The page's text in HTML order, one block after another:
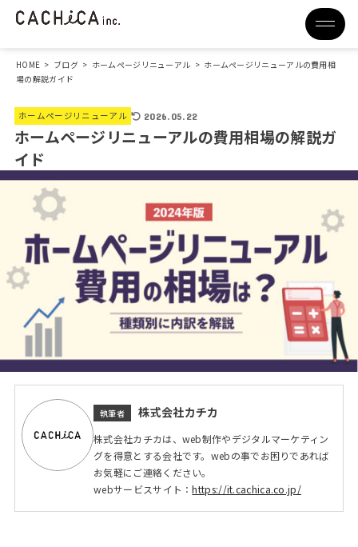
HOME > ブログ > ホームページリニューアル > ホームページリニューアルの費用相
場の解説ガイド
ホームページリニューアル 2026.05.22
ホームページリニューアルの費用相場の解説ガ
イド
執筆者 株式会社カチカ
株式会社カチカは、web制作やデジタルマーケティン
グを得意とする会社です。webの事でお困りであれば
お気軽にご連絡ください。
webサービスサイト：https://it.cachica.co.jp/